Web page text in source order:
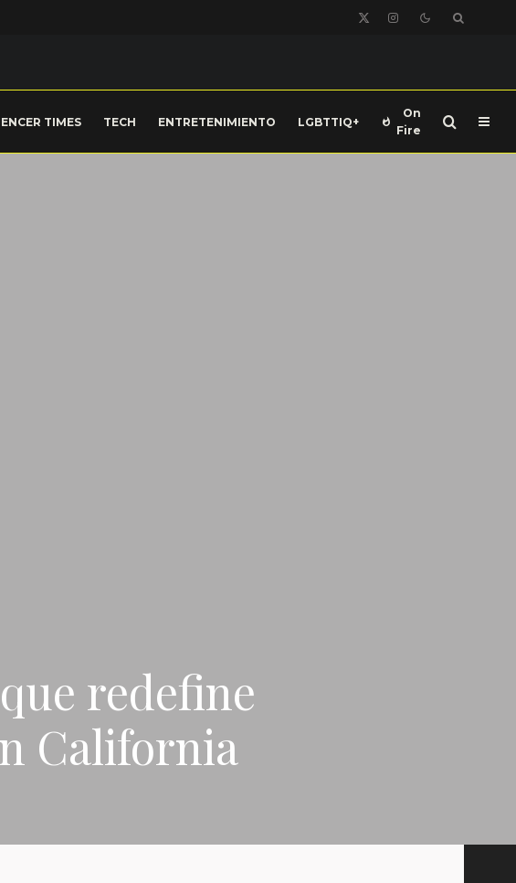
TIMES TECH ENTRETENIMIENTO LGBTTIQ+
On
Fire
redefine
California